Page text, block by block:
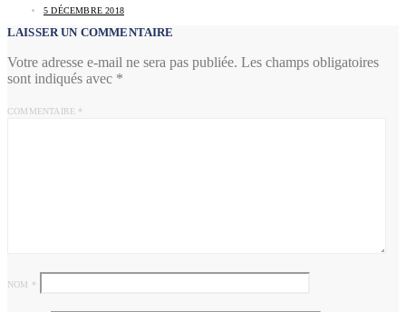
5 DÉCEMBRE 2018
LAISSER UN COMMENTAIRE
Votre adresse e-mail ne sera pas publiée. Les champs obligatoires
sont indiqués avec *
COMMENTAIRE *
NOM *